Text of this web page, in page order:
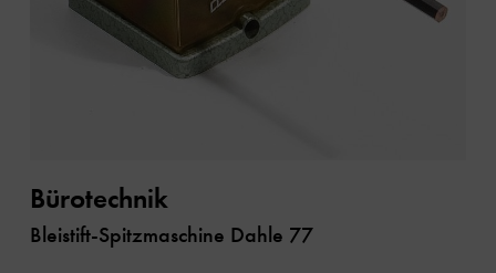
Bürotechnik
Bleistift-Spitzmaschine Dahle 77